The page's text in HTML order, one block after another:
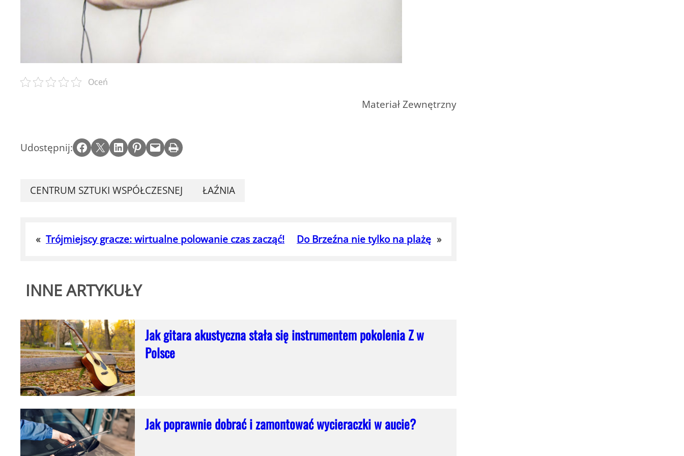
Oceń
Materiał Zewnętrzny
Udostępnij: Share on Facebook Email this Page Share on LinkedIn Share on Pinterest Email this Page Print this Page
CENTRUM SZTUKI WSPÓŁCZESNEJ ŁAŹNIA
« Trójmiejscy gracze: wirtualne polowanie czas zacząć! Do Brzeźna nie tylko na plażę »
INNE ARTYKUŁY
Jak gitara akustyczna stała się instrumentem pokolenia Z w
Polsce
Jak poprawnie dobrać i zamontować wycieraczki w aucie?